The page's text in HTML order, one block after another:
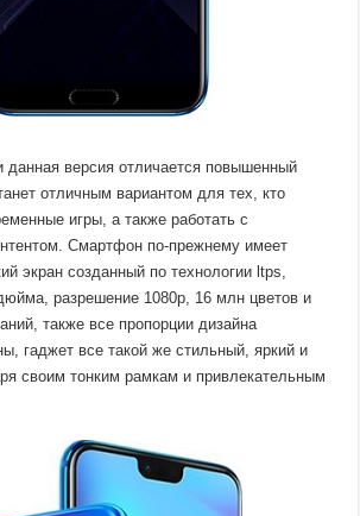
версия отличается повышенный
отличным вариантом для тех, кто
игры, а также работать с
Смартфон по-прежнему имеет
экран созданный по технологии ltps,
разрешение 1080p, 16 млн цветов и
также все пропорции дизайна
гаджет все такой же стильный, яркий и
своим тонким рамкам и привлекательным